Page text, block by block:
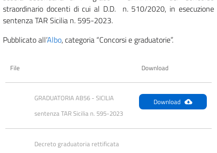
straordinario docenti di cui al D.D. n. 510/2020, in esecuzione
sentenza TAR Sicilia n. 595-2023.
Pubblicato all’Albo, categoria “Concorsi e graduatorie”.
File Download
GRADUATORIA AB56 - SICILIA
sentenza TAR Sicilia n. 595-2023
Download
Decreto graduatoria rettificata